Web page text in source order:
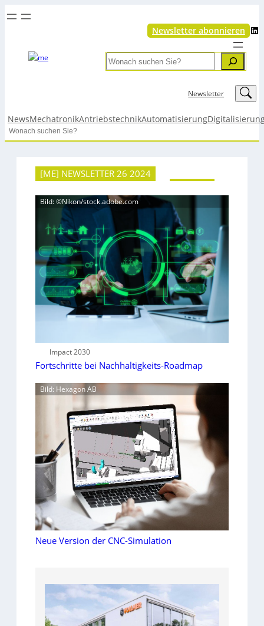
Newsletter abonnieren LinkedIn
Search
Newsletter LinkedIn
NewsMechatronikAntriebstechnikAutomatisierung
Search
[ME] NEWSLETTER 26 2024
Bild: ©Nikon/stock.adobe.com
Impact 2030
Fortschritte bei Nachhaltigkeits-Roadmap
Bild: Hexagon AB
Neue Version der CNC-Simulation